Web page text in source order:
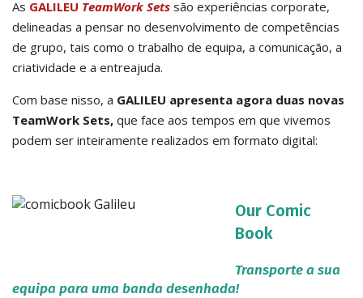
As GALILEU TeamWork Sets são experiências corporate,
delineadas a pensar no desenvolvimento de competências
de grupo, tais como o trabalho de equipa, a comunicação, a
criatividade e a entreajuda.
Com base nisso, a GALILEU apresenta agora duas novas
TeamWork Sets, que face aos tempos em que vivemos
podem ser inteiramente realizados em formato digital:
Our Comic
Book
Transporte a sua
equipa para uma banda desenhada!